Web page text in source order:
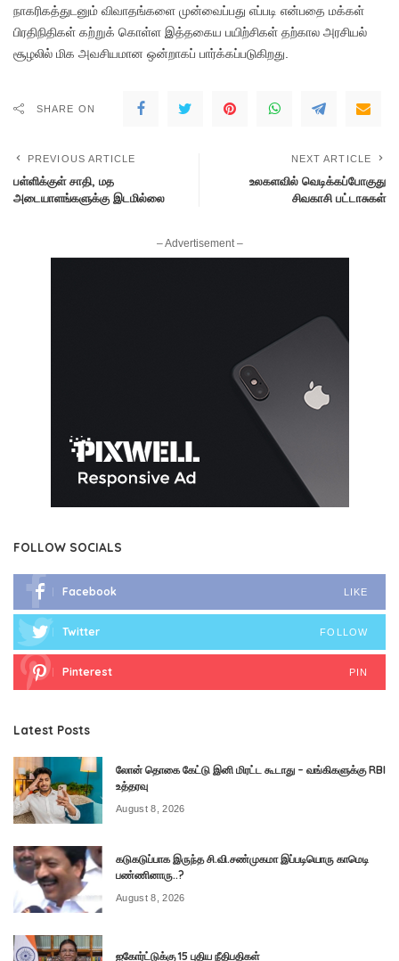
நாகரிகத்துடனும் விவாதங்களை முன்வைப்பது எப்படி என்பதை மக்கள்
பிரதிநிதிகள் கற்றுக் கொள்ள இத்தகைய பயிற்சிகள் தற்கால அரசியல்
சூழலில் மிக அவசியமான ஒன்றாகப் பார்க்கப்படுகிறது.
SHARE ON
PREVIOUS ARTICLE
பள்ளிக்குள் சாதி, மத
அடையாளங்களுக்கு இடமில்லை
NEXT ARTICLE
உலகளவில் வெடிக்கப்போகுது
சிவகாசி பட்டாசுகள்
– Advertisement –
FOLLOW SOCIALS
Facebook LIKE
Twitter FOLLOW
Pinterest PIN
Latest Posts
லோன் தொகை கேட்டு இனி மிரட்ட கூடாது – வங்கிகளுக்கு RBI
உத்தரவு
August 8, 2026
கடுகடுப்பாக இருந்த சி.வி.சண்முகமா இப்படியொரு காமெடி
பண்ணினாரு..?
August 8, 2026
ஐகோர்ட்டுக்கு 15 புதிய நீதிபதிகள்